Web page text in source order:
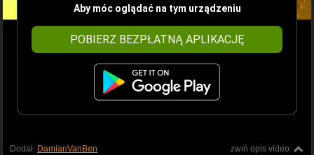
Aby móc oglądać na tym urządzeniu
POBIERZ BEZPŁATNĄ APLIKACJĘ
zwiń opis video
Dodał: DamianVanBen